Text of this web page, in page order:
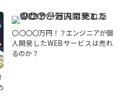
〇〇〇〇万円！？エンジニアが個
人開発したWEBサービスは売れ
るのか？